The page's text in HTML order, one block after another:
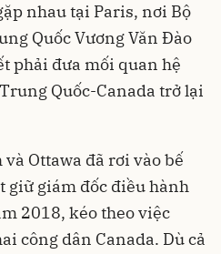
nhau tại Paris, nơi Bộ
Quốc Vương Văn Đào
phải đưa mối quan hệ
Quốc-Canada trở lại
Ottawa đã rơi vào bế
giữ giám đốc điều hành
2018, kéo theo việc
công dân Canada. Dù cả